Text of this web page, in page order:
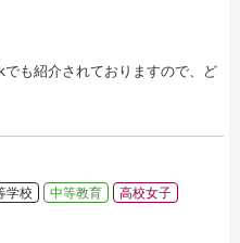
も紹介されておりますので、ど
学校 中等教育
高校女子